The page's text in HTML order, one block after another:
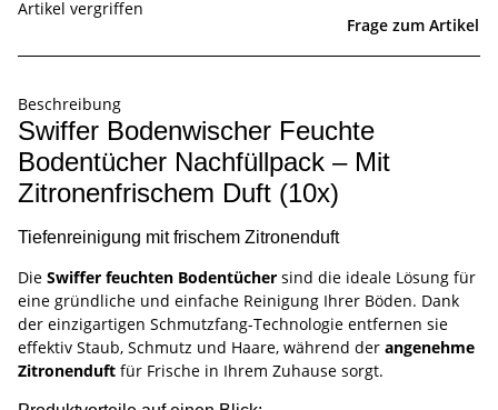
Artikel vergriffen
Frage zum Artikel
Beschreibung
Swiffer Bodenwischer Feuchte
Bodentücher Nachfüllpack – Mit
Zitronenfrischem Duft (10x)
Tiefenreinigung mit frischem Zitronenduft
Die Swiffer feuchten Bodentücher sind die ideale Lösung für
eine gründliche und einfache Reinigung Ihrer Böden. Dank
der einzigartigen Schmutzfang-Technologie entfernen sie
effektiv Staub, Schmutz und Haare, während der angenehme
Zitronenduft für Frische in Ihrem Zuhause sorgt.